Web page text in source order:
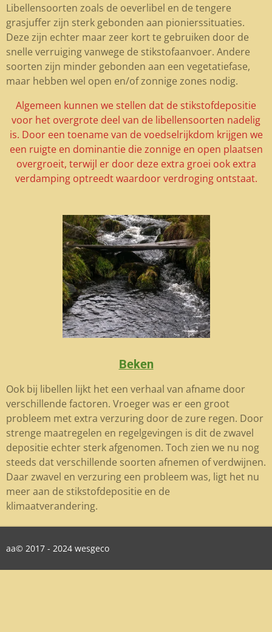
Libellensoorten zoals de oeverlibel en de tengere
grasjuffer zijn sterk gebonden aan pionierssituaties.
Deze zijn echter maar zeer kort te gebruiken door de
snelle verruiging vanwege de stikstofaanvoer. Andere
soorten zijn minder gebonden aan een vegetatiefase,
maar hebben wel open en/of zonnige zones nodig.
Algemeen kunnen we stellen dat de stikstofdepositie
voor het overgrote deel van de libellensoorten nadelig
is. Door een toename van de voedselrijkdom krijgen we
een ruigte en dominantie die zonnige en open plaatsen
overgroeit, terwijl er door deze extra groei ook extra
verdamping optreedt waardoor verdroging ontstaat.
Beken
Ook bij libellen lijkt het een verhaal van afname door
verschillende factoren. Vroeger was er een groot
probleem met extra verzuring door de zure regen. Door
strenge maatregelen en regelgevingen is dit de zwavel
depositie echter sterk afgenomen. Toch zien we nu nog
steeds dat verschillende soorten afnemen of verdwijnen.
Daar zwavel en verzuring een probleem was, ligt het nu
meer aan de stikstofdepositie en de
klimaatverandering.
aa© 2017 - 2024 wesgeco